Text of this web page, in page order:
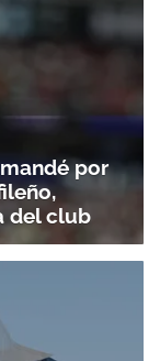
por
del club